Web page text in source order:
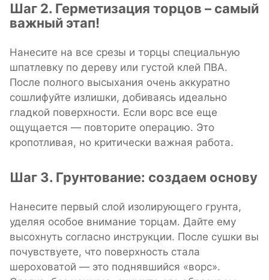
Шаг 2. Герметизация торцов – самый
важный этап!
Нанесите на все срезы и торцы специальную
шпатлевку по дереву или густой клей ПВА.
После полного высыхания очень аккуратно
сошлифуйте излишки, добиваясь идеально
гладкой поверхности. Если ворс все еще
ощущается — повторите операцию. Это
кропотливая, но критически важная работа.
Шаг 3. Грунтование: создаем основу
Нанесите первый слой изолирующего грунта,
уделяя особое внимание торцам. Дайте ему
высохнуть согласно инструкции. После сушки вы
почувствуете, что поверхность стала
шероховатой — это поднявшийся «ворс».